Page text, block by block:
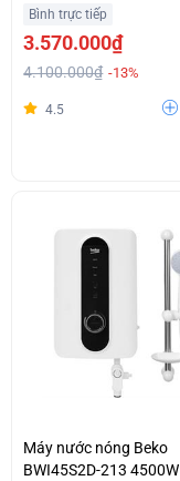
Bình trực tiếp
3.570.000₫
4.100.000₫ -13%
4.5
Máy nước nóng Beko
BWI45S2D-213 4500W